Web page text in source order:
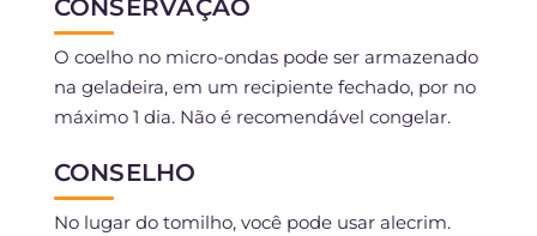
CONSERVAÇÃO
O coelho no micro-ondas pode ser armazenado
na geladeira, em um recipiente fechado, por no
máximo 1 dia. Não é recomendável congelar.
CONSELHO
No lugar do tomilho, você pode usar alecrim.